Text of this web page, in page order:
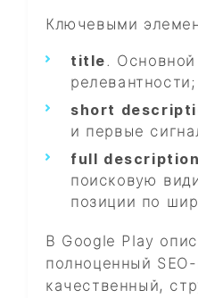
Ключевыми
title.
релевантности;
short
и первые
full description
поисковую
позиции по
В Google Play
полноценный
качественный,